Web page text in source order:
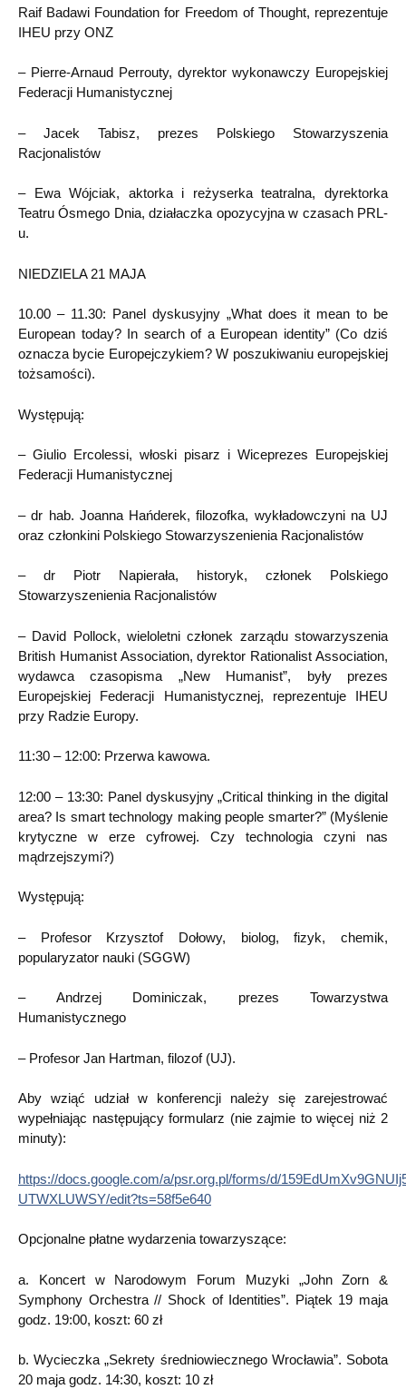
Raif Badawi Foundation for Freedom of Thought, reprezentuje
IHEU przy ONZ
– Pierre-Arnaud Perrouty, dyrektor wykonawczy Europejskiej
Federacji Humanistycznej
– Jacek Tabisz, prezes Polskiego Stowarzyszenia
Racjonalistów
– Ewa Wójciak, aktorka i reżyserka teatralna, dyrektorka
Teatru Ósmego Dnia, działaczka opozycyjna w czasach PRL-
u.
NIEDZIELA 21 MAJA
10.00 – 11.30: Panel dyskusyjny „What does it mean to be
European today? In search of a European identity” (Co dziś
oznacza bycie Europejczykiem? W poszukiwaniu europejskiej
tożsamości).
Występują:
– Giulio Ercolessi, włoski pisarz i Wiceprezes Europejskiej
Federacji Humanistycznej
– dr hab. Joanna Hańderek, filozofka, wykładowczyni na UJ
oraz członkini Polskiego Stowarzyszenienia Racjonalistów
– dr Piotr Napierała, historyk, członek Polskiego
Stowarzyszenienia Racjonalistów
– David Pollock, wieloletni członek zarządu stowarzyszenia
British Humanist Association, dyrektor Rationalist Association,
wydawca czasopisma „New Humanist”, były prezes
Europejskiej Federacji Humanistycznej, reprezentuje IHEU
przy Radzie Europy.
11:30 – 12:00: Przerwa kawowa.
12:00 – 13:30: Panel dyskusyjny „Critical thinking in the digital
area? Is smart technology making people smarter?” (Myślenie
krytyczne w erze cyfrowej. Czy technologia czyni nas
mądrzejszymi?)
Występują:
– Profesor Krzysztof Dołowy, biolog, fizyk, chemik,
popularyzator nauki (SGGW)
– Andrzej Dominiczak, prezes Towarzystwa
Humanistycznego
– Profesor Jan Hartman, filozof (UJ).
Aby wziąć udział w konferencji należy się zarejestrować
wypełniając następujący formularz (nie zajmie to więcej niż 2
minuty):
https://docs.google.com/a/psr.org.pl/forms/d/
UTWXLUWSY/edit?ts=58f5e640
Opcjonalne płatne wydarzenia towarzyszące:
a. Koncert w Narodowym Forum Muzyki „John Zorn &
Symphony Orchestra // Shock of Identities”. Piątek 19 maja
godz. 19:00, koszt: 60 zł
b. Wycieczka „Sekrety średniowiecznego Wrocławia”. Sobota
20 maja godz. 14:30, koszt: 10 zł